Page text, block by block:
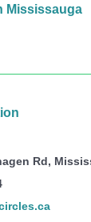
Mississauga
Rd,